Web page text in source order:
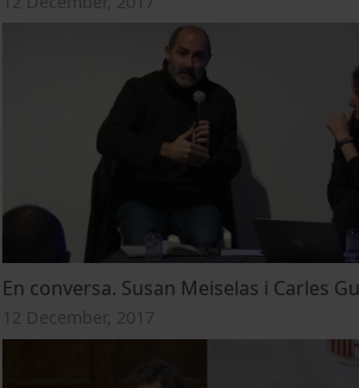
En conversa. Susan Meiselas i Carles
12 December, 2017